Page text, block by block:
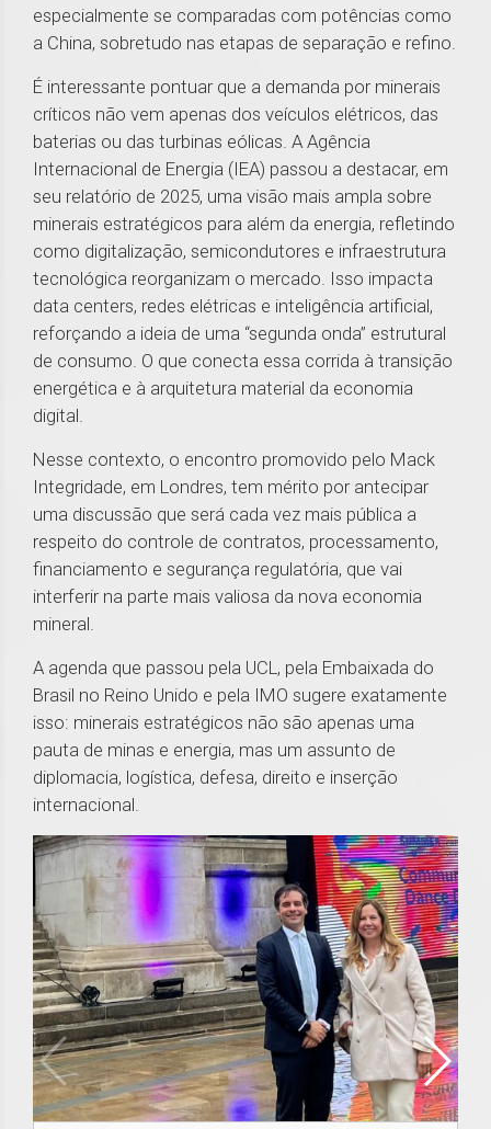
especialmente se comparadas com potências como
a China, sobretudo nas etapas de separação e refino.
É interessante pontuar que a demanda por minerais
críticos não vem apenas dos veículos elétricos, das
baterias ou das turbinas eólicas. A Agência
Internacional de Energia (IEA) passou a destacar, em
seu relatório de 2025, uma visão mais ampla sobre
minerais estratégicos para além da energia, refletindo
como digitalização, semicondutores e infraestrutura
tecnológica reorganizam o mercado. Isso impacta
data centers, redes elétricas e inteligência artificial,
reforçando a ideia de uma “segunda onda” estrutural
de consumo. O que conecta essa corrida à transição
energética e à arquitetura material da economia
digital.
Nesse contexto, o encontro promovido pelo Mack
Integridade, em Londres, tem mérito por antecipar
uma discussão que será cada vez mais pública a
respeito do controle de contratos, processamento,
financiamento e segurança regulatória, que vai
interferir na parte mais valiosa da nova economia
mineral.
A agenda que passou pela UCL, pela Embaixada do
Brasil no Reino Unido e pela IMO sugere exatamente
isso: minerais estratégicos não são apenas uma
pauta de minas e energia, mas um assunto de
diplomacia, logística, defesa, direito e inserção
internacional.